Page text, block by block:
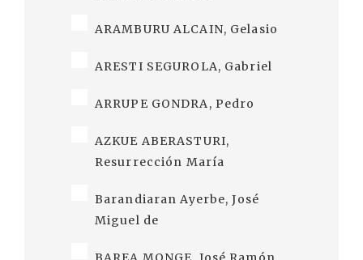
ARAMBURU ALCAIN, Gelasio
ARESTI SEGUROLA, Gabriel
ARRUPE GONDRA, Pedro
AZKUE ABERASTURI,
Resurrección María
Barandiaran Ayerbe, José
Miguel de